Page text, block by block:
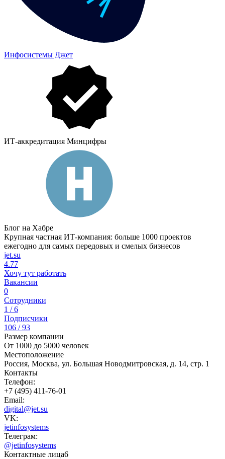
Инфосистемы Джет
ИТ-аккредитация Минцифры
Блог на Хабре
Крупная частная ИТ-компания: больше 1000 проектов
ежегодно для самых передовых и смелых бизнесов
jet.su
4.77
Хочу тут работать
Вакансии
0
Сотрудники
1 / 6
Подписчики
106 / 93
Размер компании
От 1000 до 5000 человек
Местоположение
Россия, Москва, ул. Большая Новодмитровская, д. 14, стр. 1
Контакты
Телефон:
+7 (495) 411-76-01
Email:
digital@jet.su
VK:
jetinfosystems
Телеграм:
@jetinfosystems
Контактные лица6